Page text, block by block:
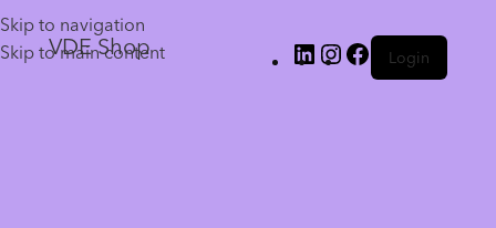
Skip to navigation
Skip to main content
VDE Shop Login